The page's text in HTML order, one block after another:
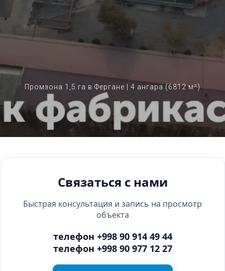
Промзона 1,5 га в Фергане | 4 ангара (6812 м²)
Связаться с нами
Быстрая консультация и запись на просмотр
объекта
телефон +998 90 914 49 44
телефон +998 90 977 12 27